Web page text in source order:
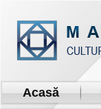
Acasă